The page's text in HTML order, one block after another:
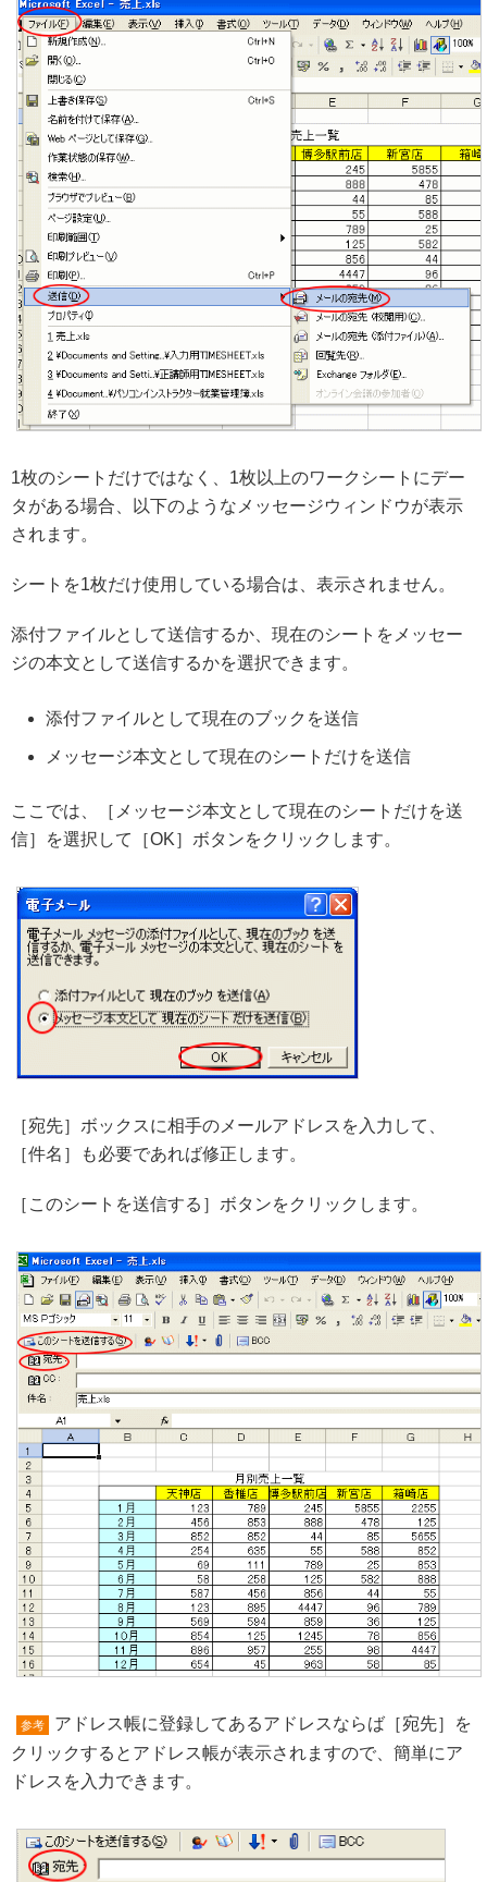
1枚のシートだけではなく、1枚以上のワークシートにデー
タがある場合、以下のようなメッセージウィンドウが表示
されます。
シートを1枚だけ使用している場合は、表示されません。
添付ファイルとして送信するか、現在のシートをメッセー
ジの本文として送信するかを選択できます。
添付ファイルとして現在のブックを送信
メッセージ本文として現在のシートだけを送信
ここでは、［メッセージ本文として現在のシートだけを送
信］を選択して［OK］ボタンをクリックします。
［宛先］ボックスに相手のメールアドレスを入力して、
［件名］も必要であれば修正します。
［このシートを送信する］ボタンをクリックします。
参考
アドレス帳に登録してあるアドレスならば［宛先］を
クリックするとアドレス帳が表示されますので、簡単にア
ドレスを入力できます。